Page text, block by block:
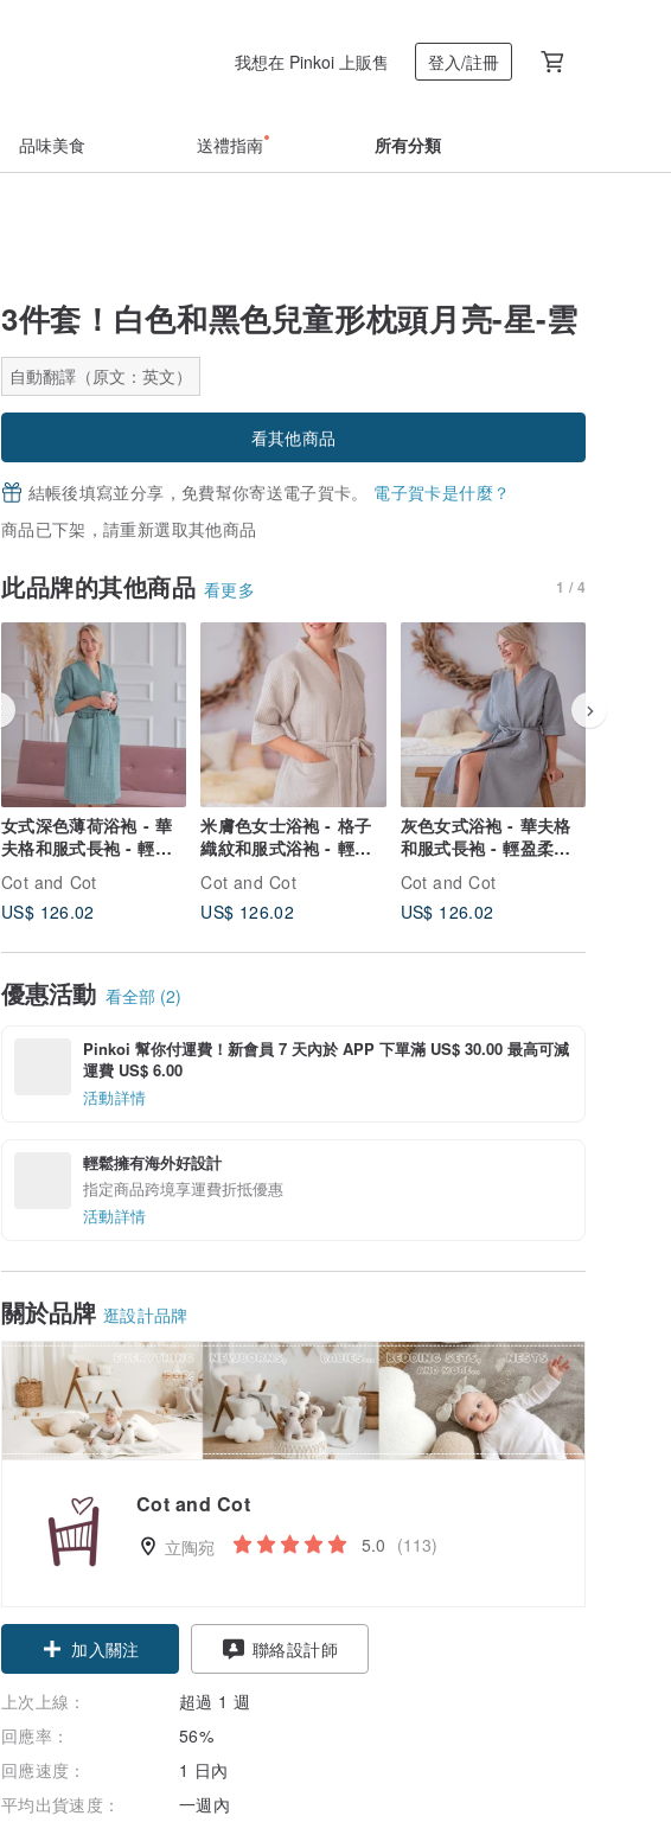
我想在 Pinkoi 上販售 登入/註冊
品味美食 送禮指南 所有分類
3件套！白色和黑色兒童形枕頭月亮-星-雲
自動翻譯（原文：英文）
看其他商品
結帳後填寫並分享，免費幫你寄送電子賀卡。 電子賀卡是什麼？
商品已下架，請重新選取其他商品
此品牌的其他商品 看更多 1 / 4
女式深色薄荷浴袍 - 華
夫格和服式長袍 - 輕盈
Cot and Cot
US$ 126.02
米膚色女士浴袍 - 格子
織紋和服式浴袍 - 輕盈
Cot and Cot
US$ 126.02
灰色女式浴袍 - 華夫格
和服式長袍 - 輕盈柔軟
Cot and Cot
US$ 126.02
優惠活動 看全部 (2)
Pinkoi 幫你付運費！新會員 7 天內於 APP 下單滿 US$ 30.00 最高可減
運費 US$ 6.00
活動詳情
輕鬆擁有海外好設計
指定商品跨境享運費折抵優惠
活動詳情
關於品牌 逛設計品牌
Cot and Cot
立陶宛 5.0 (113)
加入關注 聯絡設計師
上次上線：
超過 1 週
回應率：
56%
回應速度：
1 日內
平均出貨速度：
一週內